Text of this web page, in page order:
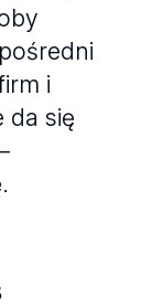
i
da się